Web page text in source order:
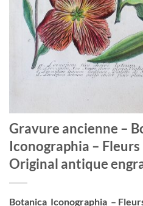
Gravure ancienne –
Iconographia –
Original antique
Botanica Iconographia –